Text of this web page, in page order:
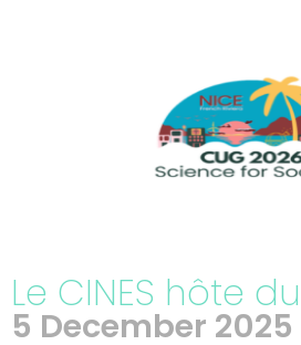
Le CINES hôte
5 December 2025